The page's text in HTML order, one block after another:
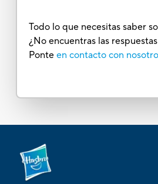
Todo lo que necesitas saber
¿No encuentras las
Ponte en contacto con